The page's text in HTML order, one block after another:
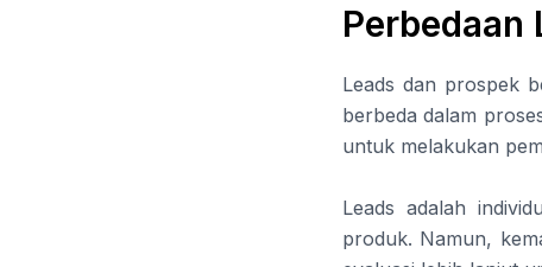
Perbedaan
Leads dan prospek
berbeda dalam
untuk melakukan
Leads adalah
produk. Namun,